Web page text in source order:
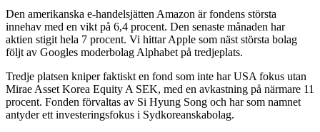
Den amerikanska e-handelsjätten Amazon är fondens största
innehav med en vikt på 6,4 procent. Den senaste månaden har
aktien stigit hela 7 procent. Vi hittar Apple som näst största bolag
följt av Googles moderbolag Alphabet på tredjeplats.
Tredje platsen kniper faktiskt en fond som inte har USA fokus utan
Mirae Asset Korea Equity A SEK, med en avkastning på närmare 11
procent. Fonden förvaltas av Si Hyung Song och har som namnet
antyder ett investeringsfokus i Sydkoreanskabolag.